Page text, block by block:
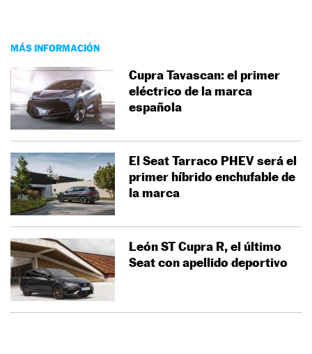
MÁS INFORMACIÓN
Cupra Tavascan: el primer
eléctrico de la marca
española
El Seat Tarraco PHEV será el
primer híbrido enchufable de
la marca
León ST Cupra R, el último
Seat con apellido deportivo